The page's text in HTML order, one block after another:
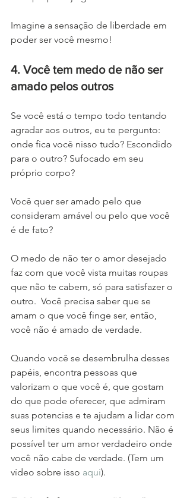
Imagine a sensação de liberdade em
poder ser você mesmo!
4. Você tem medo de não ser
amado pelos outros
Se você está o tempo todo tentando
agradar aos outros, eu te pergunto:
onde fica você nisso tudo? Escondido
para o outro? Sufocado em seu
próprio corpo?
Você quer ser amado pelo que
consideram amável ou pelo que você
é de fato?
O medo de não ter o amor desejado
faz com que você vista muitas roupas
que não te cabem, só para satisfazer o
outro.  Você precisa saber que se
amam o que você finge ser, então,
você não é amado de verdade.
Quando você se desembrulha desses
papéis, encontra pessoas que
valorizam o que você é, que gostam
do que pode oferecer, que admiram
suas potencias e te ajudam a lidar com
seus limites quando necessário. Não é
possível ter um amor verdadeiro onde
você não cabe de verdade. (Tem um
vídeo sobre isso aqui).